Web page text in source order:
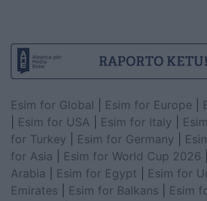
Esim for Global Esim for Europe
Esim for USA Esim for Italy
for Turkey
Esim for Germany
for Asia
Esim for World Cup 2026
Arabia
Esim for Egypt
Esim for
Emirates
Esim for Balkans Esim